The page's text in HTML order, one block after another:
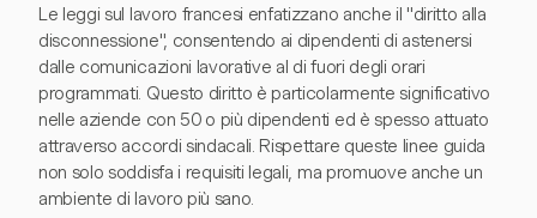
Le leggi sul lavoro francesi enfatizzano anche il "diritto alla
disconnessione", consentendo ai dipendenti di astenersi
dalle comunicazioni lavorative al di fuori degli orari
programmati. Questo diritto è particolarmente significativo
nelle aziende con 50 o più dipendenti ed è spesso attuato
attraverso accordi sindacali. Rispettare queste linee guida
non solo soddisfa i requisiti legali, ma promuove anche un
ambiente di lavoro più sano.